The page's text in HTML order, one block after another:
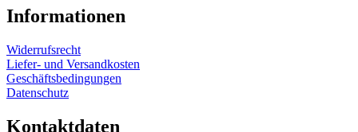
Informationen
Widerrufsrecht
Liefer- und Versandkosten
Geschäftsbedingungen
Datenschutz
Kontaktdaten